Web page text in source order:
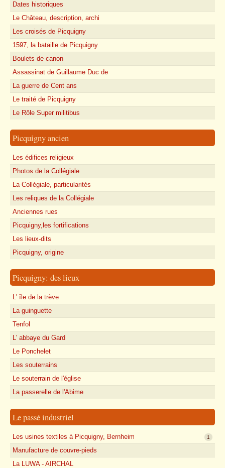
Dates historiques
Le Château, description, archi
Les croisés de Picquigny
1597, la bataille de Picquigny
Boulets de canon
Assassinat de Guillaume Duc de
La guerre de Cent ans
Le traité de Picquigny
Le Rôle Super militibus
Picquigny ancien
Les édifices religieux
Photos de la Collégiale
La Collégiale, particularités
Les reliques de la Collégiale
Anciennes rues
Picquigny,les fortifications
Les lieux-dits
Picquigny, origine
Picquigny: des lieux
L' île de la trève
La guinguette
Tenfol
L' abbaye du Gard
Le Ponchelet
Les souterrains
Le souterrain de l'église
La passerelle de l'Abime
Le passé industriel
Les usines textiles à Picquigny, Bernheim 1
Manufacture de couvre-pieds
La LUWA - AIRCHAL